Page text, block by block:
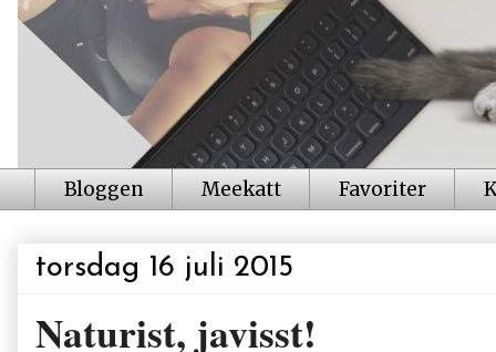
Bloggen Meekatt Favoriter
torsdag 16 juli 2015
Naturist, javisst!